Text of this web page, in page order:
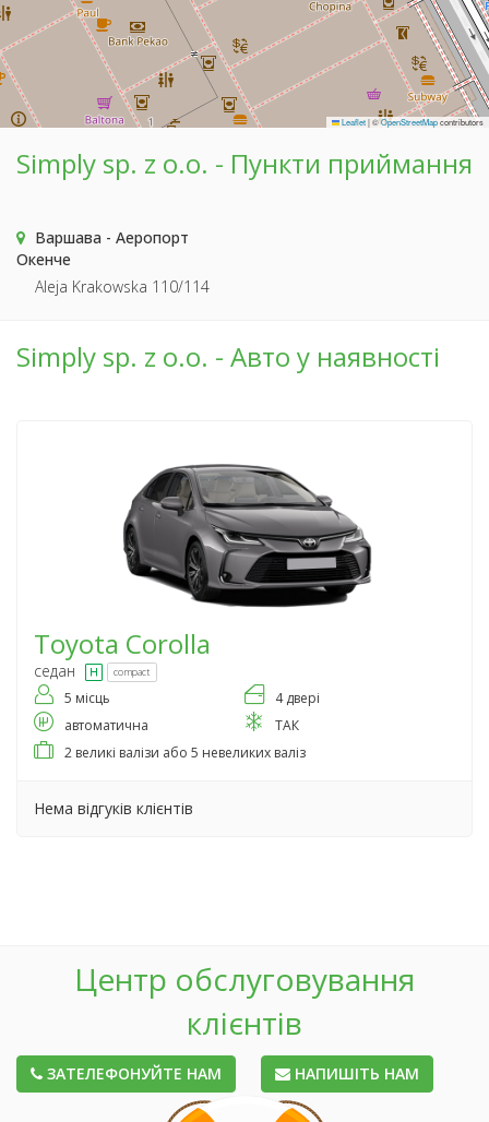
Leaflet|©OpenStreetMapcontributors
Simply sp. z o.o. - Пункти приймання
Варшава - Аеропорт
Окенче
Aleja Krakowska 110/114
Simply sp. z o.o. - Авто у наявності
Toyota Corolla
седан compact
5 місць
4 двері
автоматична
ТАК
2 великі валізи або 5 невеликих валіз
Нема відгуків клієнтів
Центр обслуговування
клієнтів
ЗАТЕЛЕФОНУЙТЕ НАМ НАПИШІТЬ НАМ